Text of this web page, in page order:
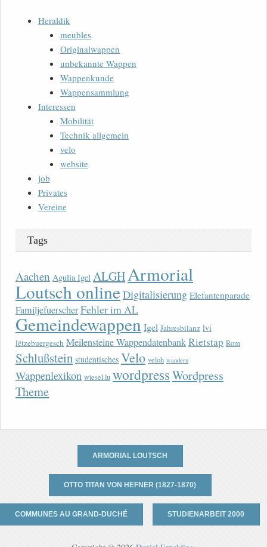
Heraldik
meubles
Originalwappen
unbekannte Wappen
Wappenkunde
Wappensammlung
Interessen
Mobilität
Technik allgemein
velo
website
job
Privates
Vereine
Tags
Aachen Agulia Igel ALGHArmorial
Loutsch onlineDigitalisierung Elefantenparade
FamiljefuerscherFehler im AL
Gemeindewappen Igel Jahresbilanz lvi
lëtzebuergesch Meilensteine WappendatenbankRietstap Rom
Schlußstein studentisches Velo veloh wandern
Wappenlexikon wiesel.lu wordpressWordpress
Theme
ARMORIAL LOUTSCH
OTTO TITAN VON HEFNER (1827-1870)
COMMUNES AU GRAND-DUCHÉ STUDIENARBEIT 2000